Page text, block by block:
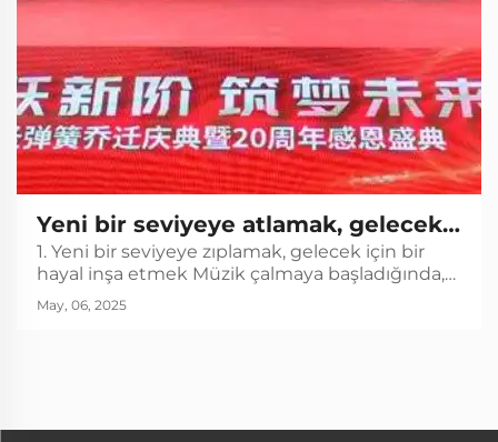
Yeni bir seviyeye atlamak, gelecek
için bir hayal inşa etmek -
Hongsheng Spring'in ev değiştirme
1. Yeni bir seviyeye zıplamak, gelecek için bir
hayal inşa etmek Müzik çalmaya başladığında,
sunucu sahneye çıktı ve "Yeni Bir Seviyeye
Zıplamak, Gelecek İçin Hayaller Oluşturmak"
May, 06, 2025